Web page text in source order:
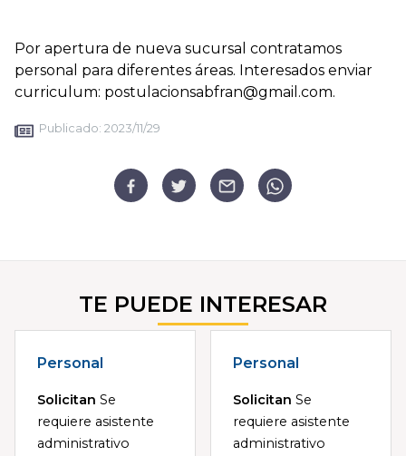
Por apertura de nueva sucursal contratamos
personal para diferentes áreas. Interesados enviar
curriculum: postulacionsabfran@gmail.com.
Publicado: 2023/11/29
TE PUEDE INTERESAR
Personal
Solicitan Se
requiere asistente
administrativo
Personal
Solicitan Se
requiere asistente
administrativo